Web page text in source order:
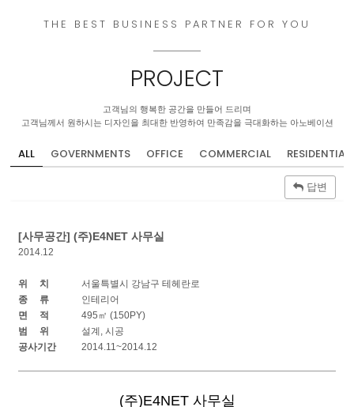
THE BEST BUSINESS PARTNER FOR YOU
PROJECT
고객님의 행복한 공간을 만들어 드리며
고객님께서 원하시는 디자인을 최대한 반영하여 만족감을 극대화하는 아노베이션
ALL GOVERNMENTS OFFICE COMMERCIAL RESIDENTIAL
답변
[사무공간] (주)E4NET 사무실
2014.12
위 치
서울특별시 강남구 테헤란로
종 류
인테리어
면 적
495㎡ (150PY)
범 위
설계, 시공
공사기간
2014.11~2014.12
(주)E4NET 사무실